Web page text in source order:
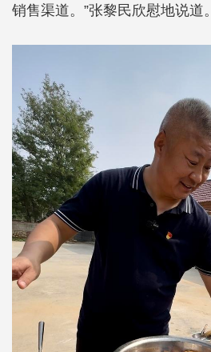
销售渠道。”张黎民欣慰地说道。